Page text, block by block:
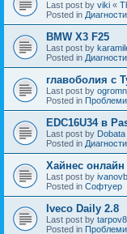
Last post by viki «
Posted in
BMW X3 F25
Last post by
Posted in
главоболия с
Last post by
Posted in Проблеми
EDC16U34 в
Last post by Dobata
Posted in
Хайнес онлайн
Last post by
Posted in Софтуер
Iveco Daily 2.8
Last post by
Posted in Проблеми